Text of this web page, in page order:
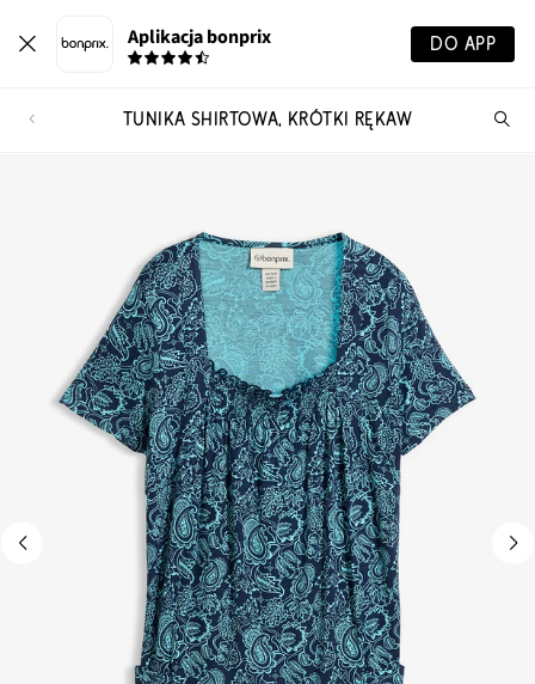
Aplikacja bonprix DO APP
TUNIKA SHIRTOWA, KRÓTKI RĘKAW